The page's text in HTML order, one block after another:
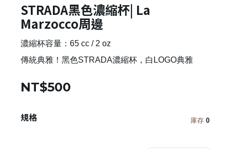
STRADA黑色濃縮杯| La
Marzocco周邊
濃縮杯容量：65 cc / 2 oz
傳統典雅！黑色STRADA濃縮杯，白LOGO典雅
NT$500
規格 庫存 0